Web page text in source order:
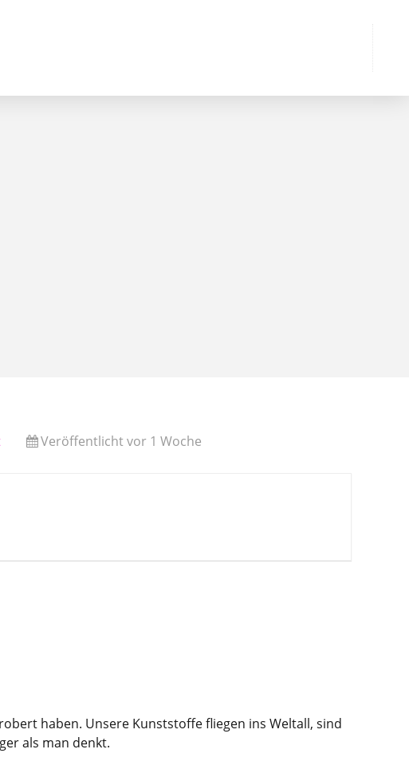
Veröffentlicht vor 1 Woche
haben. Unsere Kunststoffe fliegen ins Weltall, sind
als man denkt.